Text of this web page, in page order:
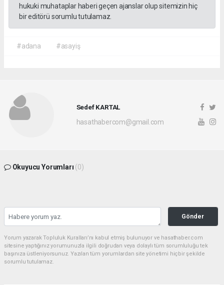
hukuki muhataplar haberi geçen ajanslar olup sitemizin hiç
bir editörü sorumlu tutulamaz.
#adana #asayiş
Sedef KARTAL
hasathabercom@gmail.com
Okuyucu Yorumları (0)
Gönder
Yorum yazarak Topluluk Kuralları’nı kabul etmiş bulunuyor ve hasathaber.com
sitesine yaptığınız yorumunuzla ilgili doğrudan veya dolaylı tüm sorumluluğu tek
başınıza üstleniyorsunuz. Yazılan tüm yorumlardan site yönetimi hiçbir şekilde
sorumlu tutulamaz.